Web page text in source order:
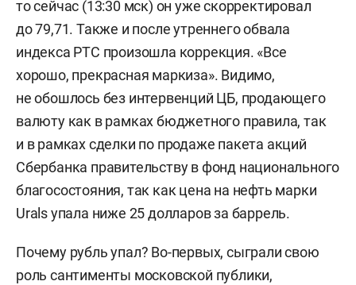
то сейчас (13:30 мск) он уже скорректировал
до 79,71. Также и после утреннего обвала
индекса РТС произошла коррекция. «Все
хорошо, прекрасная маркиза». Видимо,
не обошлось без интервенций ЦБ, продающего
валюту как в рамках бюджетного правила, так
и в рамках сделки по продаже пакета акций
Сбербанка правительству в фонд национального
благосостояния, так как цена на нефть марки
Urals упала ниже 25 долларов за баррель.
Почему рубль упал? Во-первых, сыграли свою
роль сантименты московской публики,